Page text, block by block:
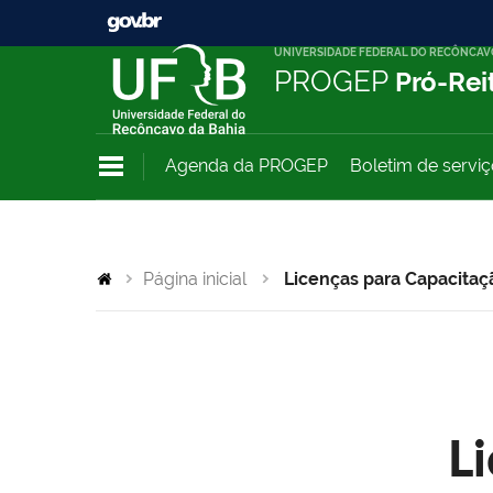
UNIVERSIDADE FEDERAL DO
PROGEP Pró-
Agenda da PROGEP Boletim de
Página inicial Licenças para